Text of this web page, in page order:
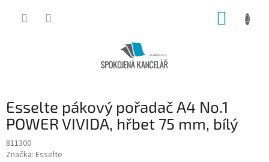
Esselte pákový pořadač A4 No.1
POWER VIVIDA, hřbet 75 mm, bílý
811300
Značka: Esselte